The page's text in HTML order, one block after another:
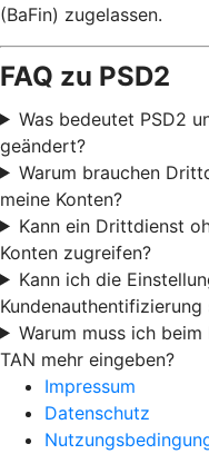
(BaFin) zugelassen.
FAQ zu PSD2
Was bedeutet PSD2
geändert?
Warum brauchen
meine Konten?
Kann ein Drittdienst
Konten zugreifen?
Kann ich die
Warum muss ich
TAN mehr eingeben?
Impressum
Datenschutz